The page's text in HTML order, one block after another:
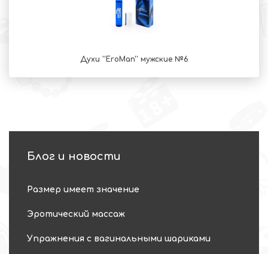
Духи ''EroMan'' мужские №6
Блог и новости
Размер имеет значение
Эротический массаж
Упражнения с вагинальными шариками